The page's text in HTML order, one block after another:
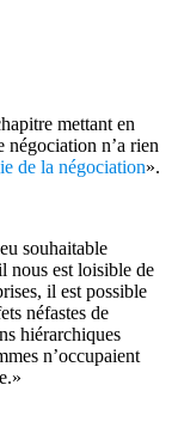
mettant en
négociation n’a rien
de la négociation».
souhaitable
nous est loisible de
il est possible
néfastes de
hiérarchiques
n’occupaient